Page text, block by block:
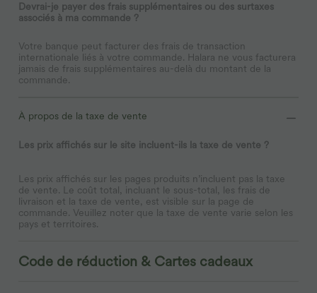
Devrai-je payer des frais supplémentaires ou des surtaxes
associés à ma commande ?
Votre banque peut facturer des frais de transaction
internationale liés à votre commande. Halara ne vous facturera
jamais de frais supplémentaires au-delà du montant de la
commande.
À propos de la taxe de vente
Les prix affichés sur le site incluent-ils la taxe de vente ?
Les prix affichés sur les pages produits n’incluent pas la taxe
de vente. Le coût total, incluant le sous-total, les frais de
livraison et la taxe de vente, est visible sur la page de
commande. Veuillez noter que la taxe de vente varie selon les
pays et territoires.
Code de réduction & Cartes cadeaux